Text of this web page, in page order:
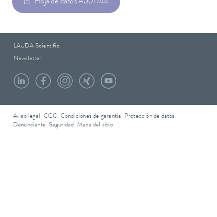
Hoja de datos A001744
LAUDA Scientific
Newsletter
Aviso legal CGC Condiciones de garantía
Protección de datos
Denunciante Seguridad Mapa del sitio